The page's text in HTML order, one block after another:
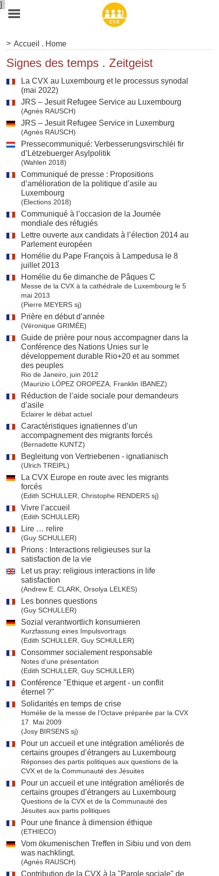
]
> Accueil . Home
Signes des temps . Zeitgeist
La CVX au Luxembourg et le processus synodal
(mai 2022)
JRS – Jesuit Refugee Service au Luxembourg
(Agnès RAUSCH)
JRS – Jesuit Refugee Service in Luxemburg
(Agnès RAUSCH)
Pressecommuniqué: Verbesserungsvirschléi fir
d’Lëtzebuerger Asylpolitik
(Wahlen 2018)
Communiqué de presse : Propositions
d’amélioration de la politique d’asile au
Luxembourg
(Elections 2018)
Communiqué à l’occasion de la Journée
mondiale des réfugiés
Lettre ouverte aux candidats à l’élection 2014 au
Parlement européen
Homélie du Pape François à Lampedusa le 8
juillet 2013
Homélie du 6e dimanche de Pâques C
Messe de la CVX à la cathédrale de Luxembourg le 5
mai 2013
(Pierre MEYERS sj)
Prière en début d’année
(Véronique GRIMÉE)
Guide de prière pour nous accompagner dans la
Conférence des Nations Unies sur le
développement durable Rio+20 et au sommet
des peuples
Rio de Janeiro, juin 2012
(Maurizio LÓPEZ OROPEZA, Franklin IBANEZ)
Réduction de l’aide sociale pour demandeurs
d’asile
Eclairer le débat actuel
Caractéristiques ignatiennes d’un
accompagnement des migrants forcés
(Bernadette KUNTZ)
Begleitung von Vertriebenen - ignatianisch
(Ulrich TREIPL)
La CVX Europe en route avec les migrants
forcés
(Edith SCHULLER, Christophe RENDERS sj)
Vivre l’accueil
(Edith SCHULLER)
Lire … relire
(Guy SCHULLER)
Prions : Interactions religieuses sur la
satisfaction de la vie
Let us pray: religious interactions in life
satisfaction
(Andrew E. CLARK, Orsolya LELKES)
Les bonnes questions
(Guy SCHULLER)
Sozial verantwortlich konsumieren
Kurzfassung eines Impulsvortrags
(Edith SCHULLER, Guy SCHULLER)
Consommer socialement responsable
Notes d’une présentation
(Edith SCHULLER, Guy SCHULLER)
Conférence "Ethique et argent - un conflit
éternel ?"
Solidarités en temps de crise
Homélie de la messe de l’Octave préparée par la CVX
17. Mai 2009
(Josy BIRSENS sj)
Pour un accueil et une intégration améliorés de
certains groupes d’étrangers au Luxembourg
Réponses des partis politiques aux questions de la
CVX et de la Communauté des Jésuites
Pour un accueil et une intégration améliorés de
certains groupes d’étrangers au Luxembourg
Questions de la CVX et de la Communauté des
Jésuites aux partis politiques
Pour une finance à dimension éthique
(ETHIECO)
Vom ökumenischen Treffen in Sibiu und von dem
was nachklingt.
(Agnès RAUSCH)
Contribution de la CVX à la "Parole sociale" de